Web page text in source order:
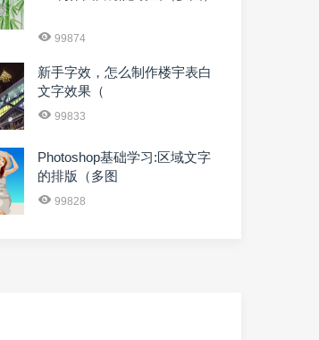
99874
新手字效，怎么制作楼宇表白
文字效果（
99833
Photoshop基础学习:区域文字
的排版（多图
99828